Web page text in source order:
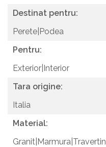
Destinat pentru:
Perete|Podea
Pentru:
Exterior|Interior
Tara origine:
Italia
Material:
Granit|Marmura|Travertin